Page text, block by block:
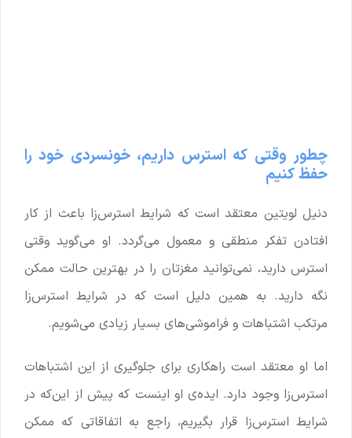
چطور وقتی که استرس داریم، خونسردی خود را
حفظ کنیم
دنیل لویتین معتقد است که شرایط استرس‌زا باعث از کار
افتادن تفکر منطقی و معمول می‌گردد. او می‌گوید وقتی
استرس دارید، نمی‌توانید مغزتان را در بهترین حالت ممکن
نگه دارید. به همین دلیل است که در شرایط استرس‌زا
مرتکب اشتباهات و فراموشی‌های بسیار زیادی می‌شویم.
اما او معتقد است راهکاری برای جلوگیری از این اشتباهات
استرس‌زا وجود دارد. ایده‌ی او اینست که پیش از این‌که در
شرایط استرس‌زا قرار بگیریم، راجع به اتفاقاتی که ممکن